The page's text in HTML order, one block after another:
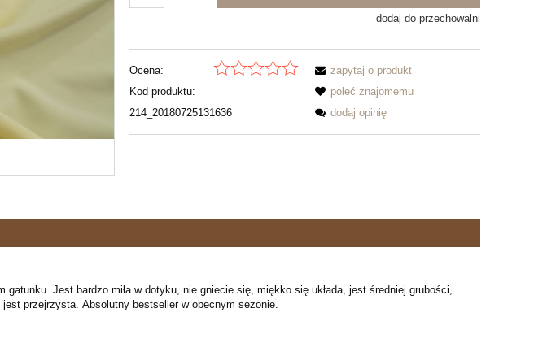
dodaj do przechowalni
Ocena:
Kod produktu:
214_20180725131636
zapytaj o produkt
poleć znajomemu
dodaj opinię
gatunku. Jest bardzo miła w dotyku, nie gniecie się, miękko się układa, jest średniej grubości,
przejrzysta. Absolutny bestseller w obecnym sezonie.